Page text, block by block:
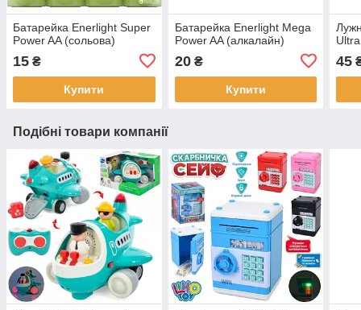
Батарейка Enerlight Super
Power AA (сольова)
15 ₴
Купити
Батарейка Enerlight Mega
Power AA (алкалайн)
20₴
Купити
45
Подібні товари компанії